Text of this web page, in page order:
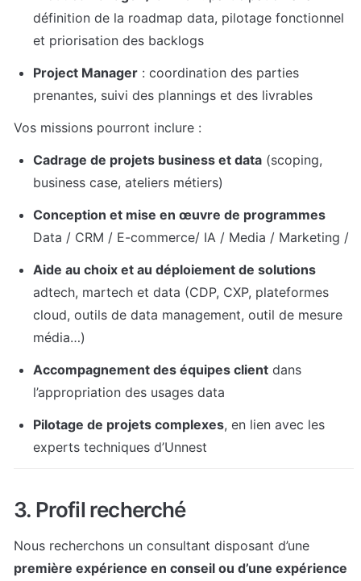
définition de la roadmap data, pilotage fonctionnel
et priorisation des backlogs
Project Manager : coordination des parties
prenantes, suivi des plannings et des livrables
Vos missions pourront inclure :
Cadrage de projets business et data (scoping,
business case, ateliers métiers)
Data / CRM / E-commerce/ IA / Media / Marketing /
Aide au choix et au déploiement de solutions
adtech, martech et data (CDP, CXP, plateformes
cloud, outils de data management, outil de mesure
média…)
Accompagnement des équipes client dans
l’appropriation des usages data
Pilotage de projets complexes, en lien avec les
experts techniques d’Unnest
3. Profil recherché
première expérience en conseil ou d’une expérience